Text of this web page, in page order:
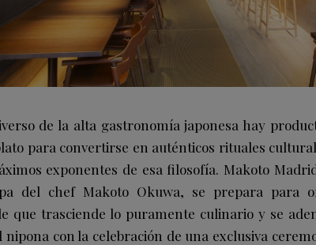
de la alta gastronomía japonesa hay
para convertirse en auténticos rituales
exponentes de esa filosofía. Makoto
del chef Makoto Okuwa, se prepara para
que trasciende lo puramente culinario y se
nipona con la celebración de una exclusiva